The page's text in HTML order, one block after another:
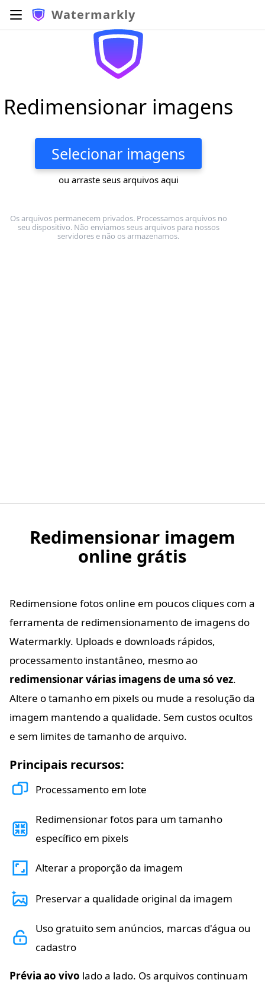
Watermarkly
Redimensionar imagens
Selecionar imagens
ou arraste seus arquivos aqui
Os arquivos permanecem privados. Processamos arquivos no
seu dispositivo. Não enviamos seus arquivos para nossos
servidores e não os armazenamos.
Redimensionar imagem
online grátis
Redimensione fotos online em poucos cliques com a
ferramenta de redimensionamento de imagens do
Watermarkly. Uploads e downloads rápidos,
processamento instantâneo, mesmo ao
redimensionar várias imagens de uma só vez.
Altere o tamanho em pixels ou mude a resolução da
imagem mantendo a qualidade. Sem custos ocultos
e sem limites de tamanho de arquivo.
Principais recursos:
Processamento em lote
Redimensionar fotos para um tamanho
específico em pixels
Alterar a proporção da imagem
Preservar a qualidade original da imagem
Uso gratuito sem anúncios, marcas d'água ou
cadastro
Prévia ao vivo lado a lado. Os arquivos continuam